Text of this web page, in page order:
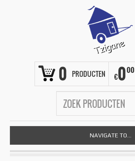
0 PRODUCTEN €000
NAVIGATE TO...